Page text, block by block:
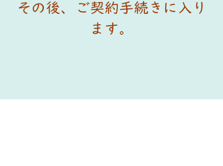
​その後、ご契約手続きに入り
ます。